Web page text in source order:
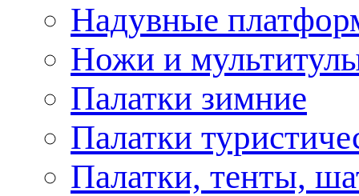
Надувные
Ножи и
Палатки зимние
Палатки
Палатки, тенты,